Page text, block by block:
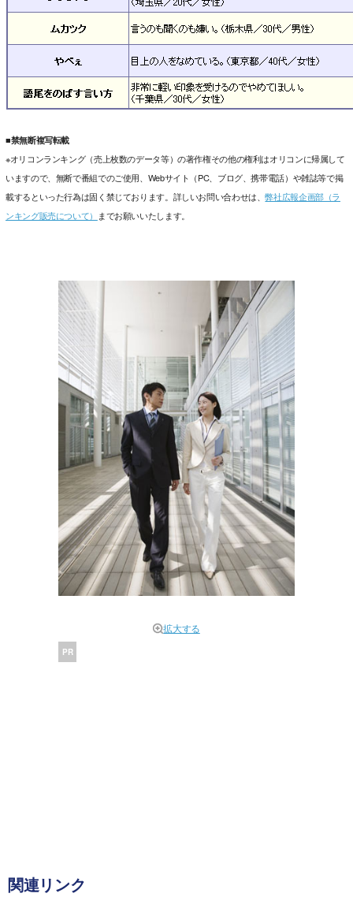
■禁無断複写転載
※オリコンランキング（売上枚数のデータ等）の著作権その他の権利はオリコンに帰属して
いますので、無断で番組でのご使用、Webサイト（PC、ブログ、携帯電話）や雑誌等で掲
載するといった行為は固く禁じております。詳しいお問い合わせは、弊社広報企画部（ラ
ンキング販売について） までお願いいたします。
拡大する
PR
関連リンク